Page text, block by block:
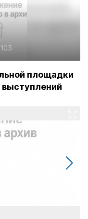
площадки
выступлений